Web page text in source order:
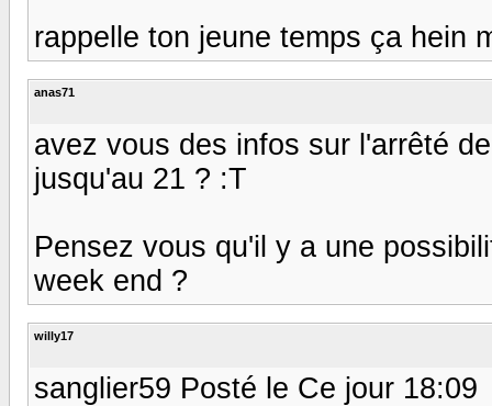
rappelle ton jeune temps ça hein
anas71
avez vous des infos sur l'arrêté
jusqu'au 21 ? :T
Pensez vous qu'il y a une
week end ?
willy17
sanglier59 Posté le Ce jour 18:09